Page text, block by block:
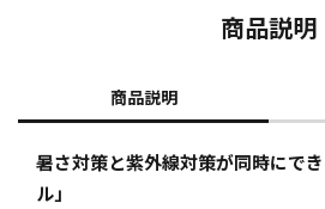
商品説明
商品説明
暑さ対策と紫外線対策が同時にで
ル」